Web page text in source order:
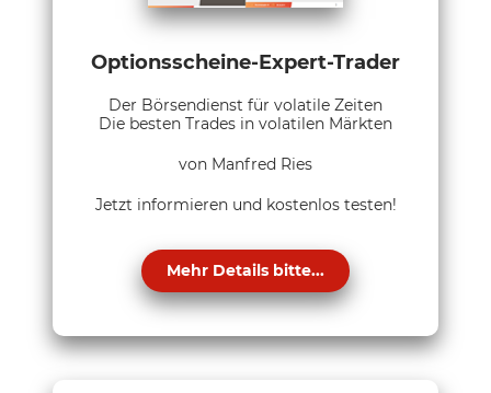
Optionsscheine-Expert-Trader
Der Börsendienst für volatile Zeiten
Die besten Trades in volatilen Märkten
von Manfred Ries
Jetzt informieren und kostenlos testen!
Mehr Details bitte...